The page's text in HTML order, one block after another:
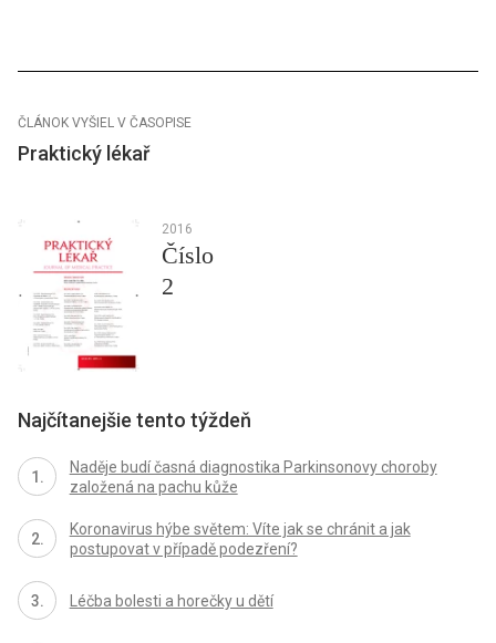
ČLÁNOK VYŠIEL V ČASOPISE
Praktický lékař
2016
Číslo
2
Najčítanejšie tento týždeň
Naděje budí časná diagnostika Parkinsonovy choroby
založená na pachu kůže
Koronavirus hýbe světem: Víte jak se chránit a jak
postupovat v případě podezření?
Léčba bolesti a horečky u dětí